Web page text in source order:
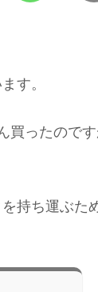
す。
買ったので
持ち運ぶた